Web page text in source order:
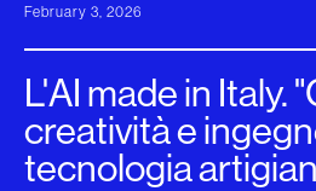
February 3, 2026
L'AI made in Italy.
creatività e
tecnologia